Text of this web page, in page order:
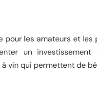
pour les amateurs et
un investissement
vin qui permettent de